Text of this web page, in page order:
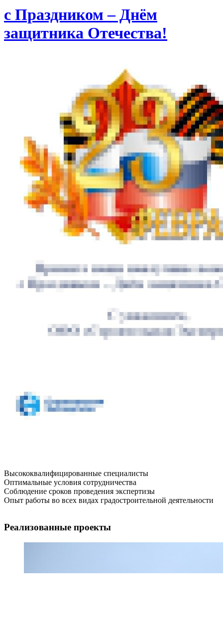
с Праздником – Днём
защитника Отечества!
Высококвалифицированные специалисты
Оптимальные условия сотрудничества
Соблюдение сроков проведения экспертизы
Опыт работы во всех видах градостроительной деятельности
Реализованные проекты